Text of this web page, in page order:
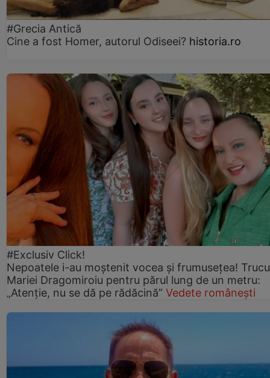
#Grecia Antică
Cine a fost Homer, autorul Odiseei? historia.ro
#Exclusiv Click!
Nepoatele i-au moștenit vocea și frumusețea!
Mariei Dragomiroiu pentru părul lung de un metru:
„Atenție, nu se dă pe rădăcină” Vedete românești